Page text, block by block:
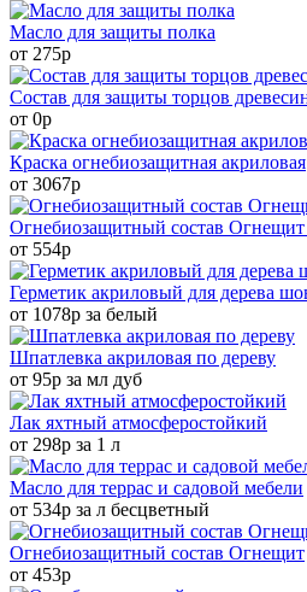
Масло для защиты полка
от 275р
Состав для защиты торцов
от 0р
Краска огнебиозащитная акриловая
от 3067р
Огнебиозащитный состав Огнещит
от 554р
Герметик акриловый для дерева
от 1078р за белый
Шпатлевка акриловая по дереву
от 95р за мл дуб
Лак яхтный атмосферостойкий
от 298р за 1 л
Масло для террас и садовой мебели
от 534р за л бесцветный
Огнебиозащитный состав Огнещит
от 453р